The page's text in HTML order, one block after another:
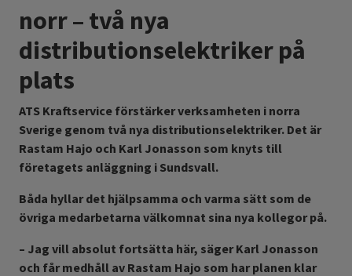
norr – två nya
distributionselektriker på
plats
ATS Kraftservice förstärker verksamheten i norra
Sverige genom två nya distributionselektriker. Det är
Rastam Hajo och Karl Jonasson som knyts till
företagets anläggning i Sundsvall.
Båda hyllar det hjälpsamma och varma sätt som de
övriga medarbetarna välkomnat sina nya kollegor på.
– Jag vill absolut fortsätta här, säger Karl Jonasson
och får medhåll av Rastam Hajo som har planen klar